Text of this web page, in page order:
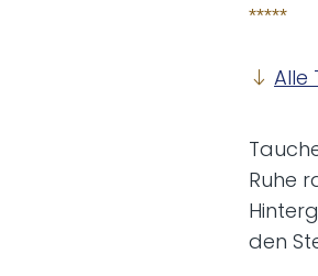
*****
Alle
Ruhe
den